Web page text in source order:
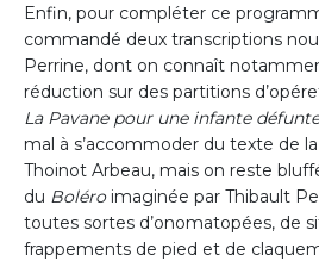
Enfin, pour compléter ce
commandé deux transcriptions
Perrine, dont on connaît
réduction sur des partitions
La Pavane pour une infante
mal à s’accommoder du texte de
Thoinot Arbeau, mais on reste
du Boléro imaginée par Thibault
toutes sortes d’onomatopées, de
frappements de pied et de